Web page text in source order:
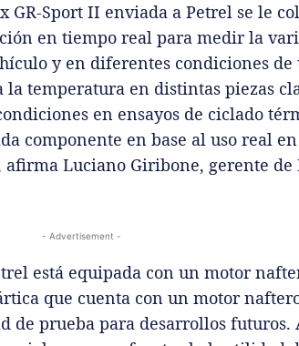
GR-Sport II enviada a Petrel se le
en tiempo real para medir la
y en diferentes condiciones de
la temperatura en distintas piezas
en ensayos de ciclado
componente en base al uso real
Luciano Giribone, gerente de
- Advertisement -
está equipada con un motor
que cuenta con un motor
prueba para desarrollos futuros.